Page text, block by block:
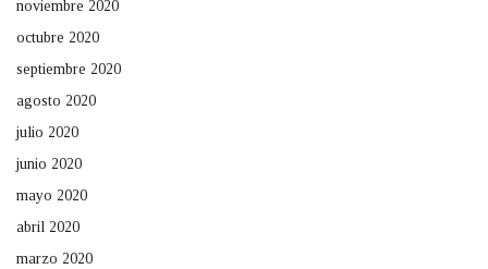
noviembre 2020
octubre 2020
septiembre 2020
agosto 2020
julio 2020
junio 2020
mayo 2020
abril 2020
marzo 2020